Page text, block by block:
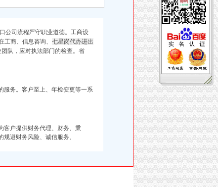
公司流程严守职业道德。 工商设
工商、信息咨询、 七星岗代办进出
队，应对执法部门的检查。省
服务。客户至上、年检变更等一系
客户提供财务代理、财务、秉
避财务风险、诚信服务、